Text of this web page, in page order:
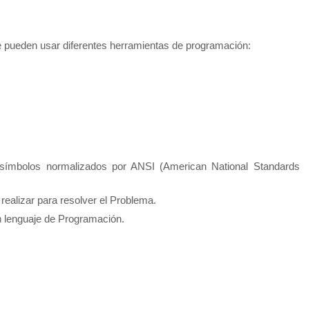
usar diferentes herramientas de programación:
normalizados por ANSI (American National Standards
para resolver el Problema.
de Programación.